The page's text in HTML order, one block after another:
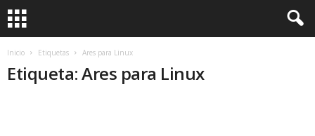
Inicio Etiquetas Ares para Linux
Etiqueta: Ares para Linux